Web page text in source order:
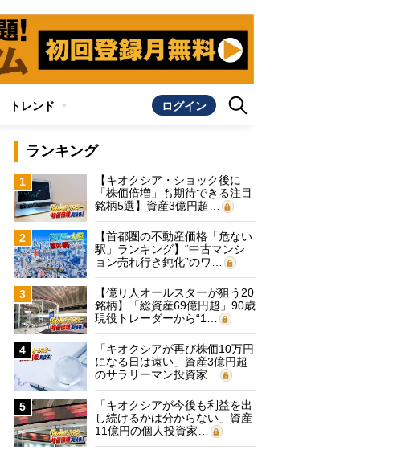
トレンド ログイン
ランキング
1
【キオクシア・ショック後に
「株価倍増」も期待できる注目
銘柄5選】資産3億円超…
2
【首都圏の不動産価格「危ない
駅」ランキング】“中古マンシ
ョン売れ行き鈍化”のワ…
3
【億り人オールスターが狙う20
銘柄】「総資産69億円超」90歳
現役トレーダーから“1…
4
「キオクシアが再び株価10万円
になる日は遠い」資産3億円超
のサラリーマン投資家…
5
「キオクシアが今後も利益を出
し続けるかは分からない」資産
11億円の個人投資家…